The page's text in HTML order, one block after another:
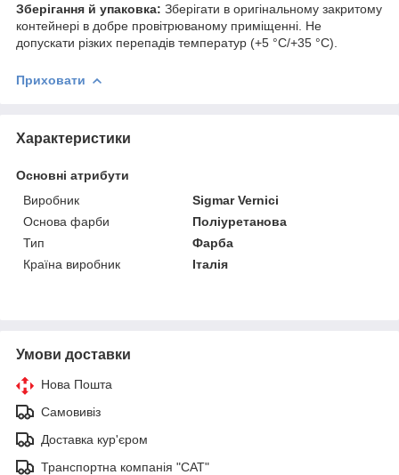
Зберігання й упаковка: Зберігати в оригінальному закритому
контейнері в добре провітрюваному приміщенні. Не
допускати різких перепадів температур (+5 °C/+35 °C).
Приховати
Характеристики
Основні атрибути
Виробник
Sigmar Vernici
Основа фарби
Поліуретанова
Тип
Фарба
Країна виробник
Італія
Умови доставки
Нова Пошта
Самовивіз
Доставка кур'єром
Транспортна компанія "САТ"